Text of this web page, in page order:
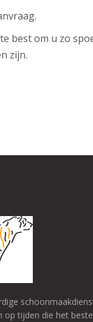
best om u zo
zijn.
op tijden die het